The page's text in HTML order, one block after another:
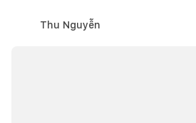
Thu Nguyễn